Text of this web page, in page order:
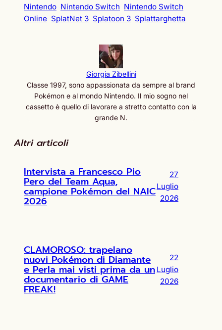
Nintendo Nintendo Switch Nintendo Switch
Online SplatNet 3 Splatoon 3 Splattarghetta
Giorgia Zibellini
Classe 1997, sono appassionata da sempre al brand
Pokémon e al mondo Nintendo. Il mio sogno nel
cassetto è quello di lavorare a stretto contatto con la
grande N.
Altri articoli
Intervista a Francesco Pio
Pero del Team Aqua,
campione Pokémon del NAIC
2026
27
Luglio
2026
CLAMOROSO: trapelano
nuovi Pokémon di Diamante
e Perla mai visti prima da un
documentario di GAME
FREAK!
22
Luglio
2026